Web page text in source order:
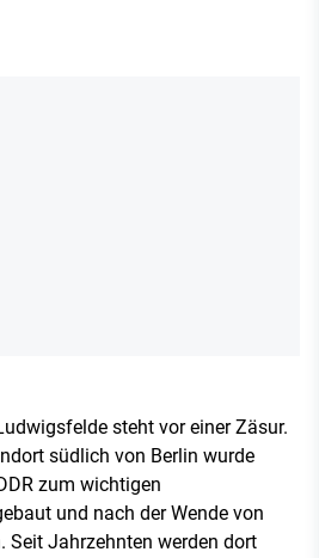
steht vor einer Zäsur.
südlich von Berlin wurde
zum wichtigen
und nach der Wende von
Seit Jahrzehnten werden dort